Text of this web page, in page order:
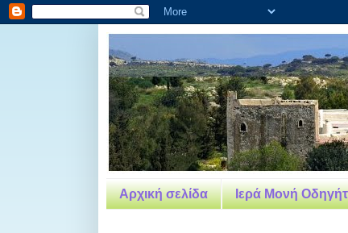
Αρχική σελίδα Ιερά Μονή